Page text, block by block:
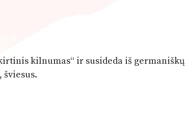
kilnumas“ ir susideda iš germaniškų